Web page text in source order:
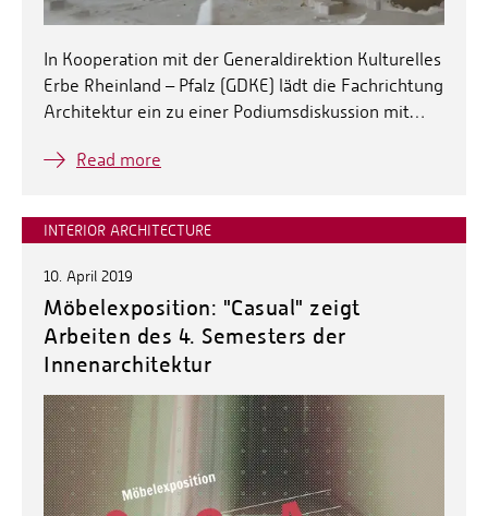
In Kooperation mit der Generaldirektion Kulturelles
Erbe Rheinland – Pfalz (GDKE) lädt die Fachrichtung
Architektur ein zu einer Podiumsdiskussion mit…
Read more
INTERIOR ARCHITECTURE
10. April 2019
Möbelexposition: "Casual" zeigt
Arbeiten des 4. Semesters der
Innenarchitektur